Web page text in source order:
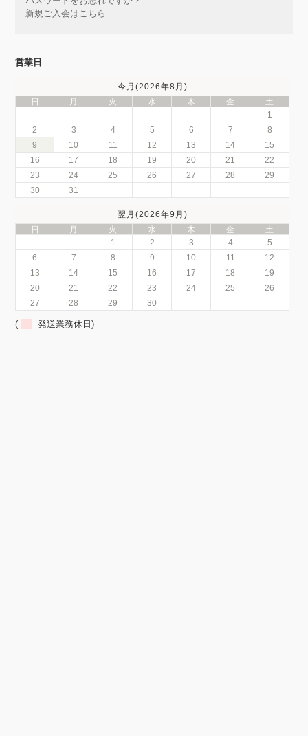
新規ご入会はこちら
営業日
今月(2026年8月)
日
月 火 水 木 金
土
1
2
3 4 5 6 7
8
9
10 11 12 13 14
15
16
17 18 19 20 21
22
23
24 25 26 27 28
29
30
31
翌月(2026年9月)
日
月 火 水 木 金
土
1
2 3 4
5
6
7 8 9 10 11
12
13
14 15 16 17 18
19
20
21 22 23 24 25
26
27
28 29 30
( 発送業務休日)